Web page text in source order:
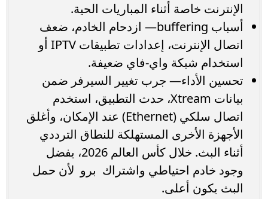
الإنترنت خاصة أثناء المباريات الحية.
أسباب buffering— ازدحام الخادم، ضعف
اتصال الإنترنت، إعدادات تطبيقات IPTV أو
استخدام شبكة واي-فاي ضعيفة.
تحسين الأداء— جرب تغيير السيرفر ضمن
بيانات Xtream، حدث التطبيق، استخدم
اتصال سلكي (Ethernet) عند الإمكان، وأغلق
الأجهزة الأخرى المستهلكة للنطاق الترددي
أثناء البث. خلال كأس العالم 2026، يفضل
وجود خادم احتياطي واشتراك برو لأن حمل
البث يكون أعلى.